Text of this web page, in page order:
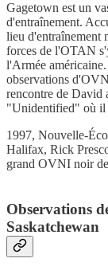
Gagetown est un
d'entraînement.
lieu d'entraînement
forces de l'OTAN
l'Armée
observations
rencontre de David
"Unidentified" où il
1997, Nouvelle-
Halifax, Rick
grand OVNI noir
Observations
Saskatchewan